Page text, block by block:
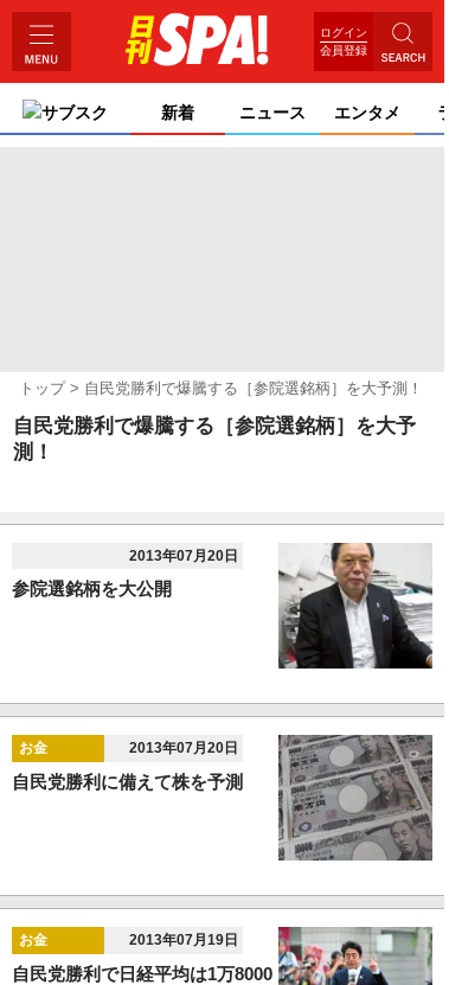
ログイン
会員登録
サブスク 新着 ニュース エンタメ
トップ 自民党勝利で爆騰する［参院選銘柄］を大予測！
自民党勝利で爆騰する［参院選銘柄］を大予
測！
2013年07月20日
参院選銘柄を大公開
お金 2013年07月20日
自民党勝利に備えて株を予測
お金 2013年07月19日
自民党勝利で日経平均は1万8000